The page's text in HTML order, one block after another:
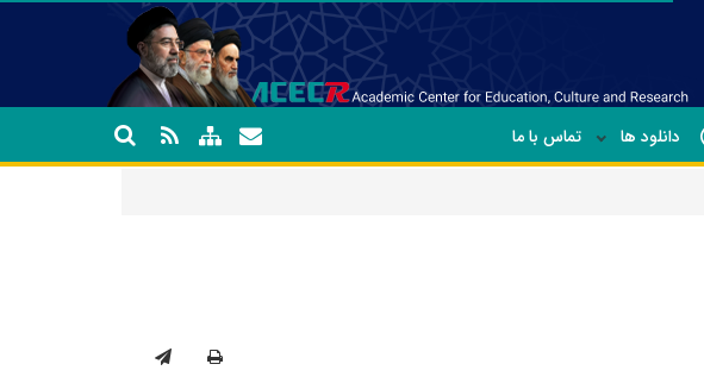
دانلود ها تماس با ما